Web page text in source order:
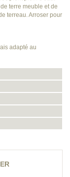
terre meuble et de
terreau. Arroser pour
adapté au